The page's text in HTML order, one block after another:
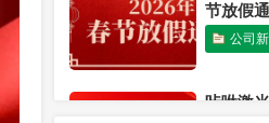
节放假
公司
咔咻激